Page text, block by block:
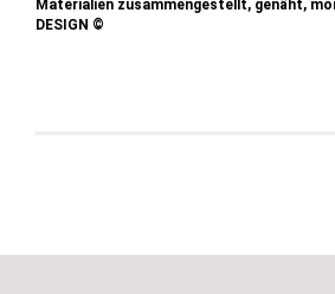
Materialien zusammengestellt, genäht,
DESIGN ©